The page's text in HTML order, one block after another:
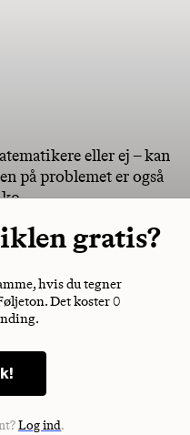
eller ej – kan
på problemet er også
gratis?
hvis du tegner
Det koster 0
Log ind.